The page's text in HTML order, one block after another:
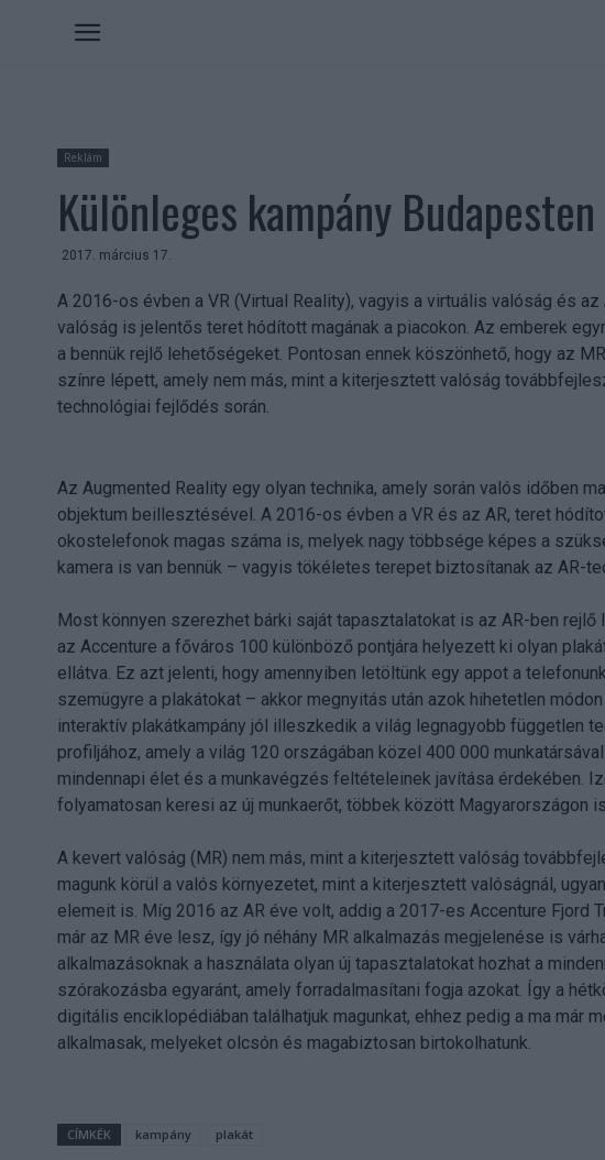
Reklám
Különleges kampány Budapesten
2017. március 17.
A 2016-os évben a VR (Virtual Reality), vagyis a virtuális valóság és
valóság is jelentős teret hódított magának a piacokon. Az emberek
a bennük rejlő lehetőségeket. Pontosan ennek köszönhető, hogy az
színre lépett, amely nem más, mint a kiterjesztett valóság
technológiai fejlődés során.
Az Augmented Reality egy olyan technika, amely során valós időben
objektum beillesztésével. A 2016-os évben a VR és az AR, teret
okostelefonok magas száma is, melyek nagy többsége képes a
kamera is van bennük – vagyis tökéletes terepet biztosítanak az AR-
Most könnyen szerezhet bárki saját tapasztalatokat is az AR-ben
az Accenture a főváros 100 különböző pontjára helyezett ki olyan
ellátva. Ez azt jelenti, hogy amennyiben letöltünk egy appot a
szemügyre a plakátokat – akkor megnyitás után azok hihetetlen
interaktív plakátkampány jól illeszkedik a világ legnagyobb független
profiljához, amely a világ 120 országában közel 400 000
mindennapi élet és a munkavégzés feltételeinek javítása érdekében.
folyamatosan keresi az új munkaerőt, többek között Magyarországon
A kevert valóság (MR) nem más, mint a kiterjesztett valóság
magunk körül a valós környezetet, mint a kiterjesztett valóságnál,
elemeit is. Míg 2016 az AR éve volt, addig a 2017-es Accenture Fjord
már az MR éve lesz, így jó néhány MR alkalmazás megjelenése is
alkalmazásoknak a használata olyan új tapasztalatokat hozhat a
szórakozásba egyaránt, amely forradalmasítani fogja azokat. Így a
digitális enciklopédiában találhatjuk magunkat, ehhez pedig a ma már
alkalmasak, melyeket olcsón és magabiztosan birtokolhatunk.
CÍMKÉK kampány plakát